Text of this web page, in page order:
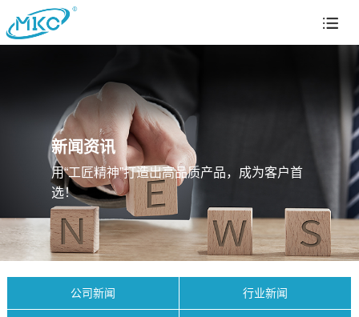
新闻资讯
用“工匠精神”打造出高品质产品，成为客户首
选！
公司新闻 行业新闻